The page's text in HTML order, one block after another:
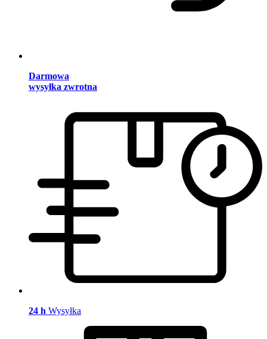
Darmowa
wysyłka zwrotna
24 h Wysyłka